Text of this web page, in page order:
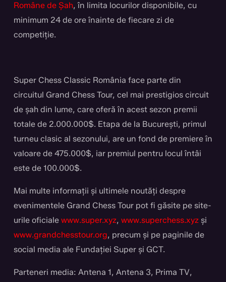
Române de Șah, în limita locurilor disponibile, cu
minimum 24 de ore înainte de fiecare zi de
competiție.
Super Chess Classic România face parte din
circuitul Grand Chess Tour, cel mai prestigios circuit
de șah din lume, care oferă în acest sezon premii
totale de 2.000.000$. Etapa de la București, primul
turneu clasic al sezonului, are un fond de premiere în
valoare de 475.000$, iar premiul pentru locul întâi
este de 100.000$.
Mai multe informații și ultimele noutăți despre
evenimentele Grand Chess Tour pot fi găsite pe site-
urile oficiale www.super.xyz, www.superchess.xyzși
www.grandchesstour.org, precum și pe paginile de
social media ale Fundației Super și GCT.
Parteneri media: Antena 1, Antena 3, Prima TV,